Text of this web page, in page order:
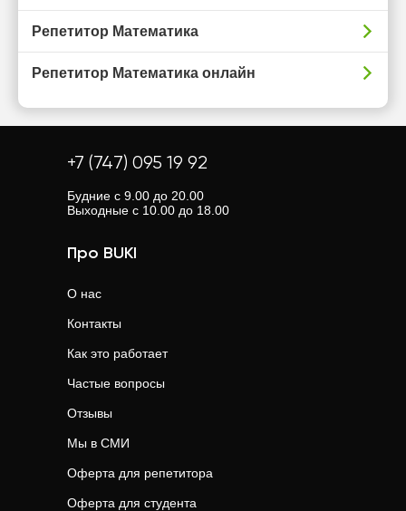
Репетитор Математика
Репетитор Математика онлайн
+7 (747) 095 19 92
Будние с 9.00 до 20.00
Выходные с 10.00 до 18.00
Про BUKI
О нас
Контакты
Как это работает
Частые вопросы
Отзывы
Мы в СМИ
Оферта для репетитора
Оферта для студента